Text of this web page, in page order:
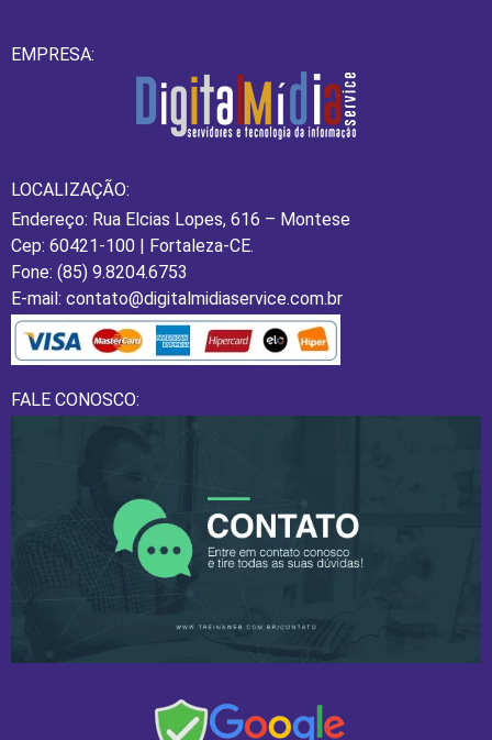
EMPRESA:
LOCALIZAÇÃO:
Endereço: Rua Elcias Lopes, 616 – Montese
Cep: 60421-100 | Fortaleza-CE.
Fone: (85) 9.8204.6753
E-mail: contato@digitalmidiaservice.com.br
FALE CONOSCO: